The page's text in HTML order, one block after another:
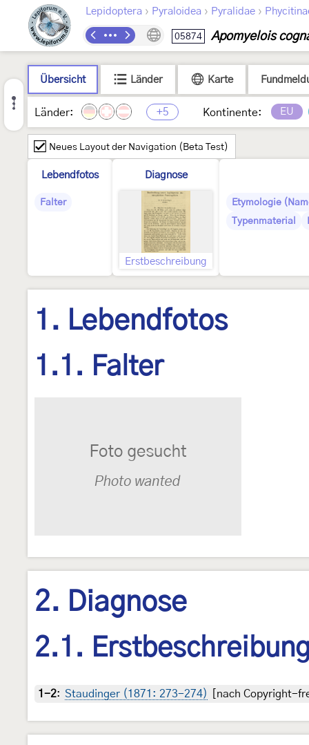
Lepidoptera › Pyraloidea › Pyralidae ›
05874 Apomyelois
Übersicht Länder Karte
Länder: +5 Kontinente: EU
Neues Layout der Navigation (Beta Test)
Lebendfotos
Falter
Diagnose
Erstbeschreibung
Etymologie
Typenmaterial
1. Lebendfotos
1.1. Falter
2. Diagnose
2.1.
1-2: Staudinger (1871: 273-274) [nach Copyright-